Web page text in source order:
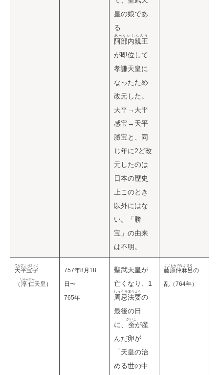
皇の娘であ
る
阿部内親王
あべないしんのう
が即位して
孝謙天皇に
なったため
改元した。
天平→天平
感宝→天平
勝宝と、同
じ年に2ど改
元したのは
日本の歴史
上このとき
以外にはな
い。「勝
宝」の由来
は不明。
天平宝字
てんぴょうほうじ
（ 淳仁
じゅんにん
天皇）
757年8月18
日〜
765年
聖武天皇が
亡くなり、1
周忌法要
しゅうきほうよう
の
最後の日
に、 蚕
かいこ
が産
んだ卵が
「天皇の治
める世の中
藤原仲麻呂
ふじわらのなかまろ
の
乱（764年）